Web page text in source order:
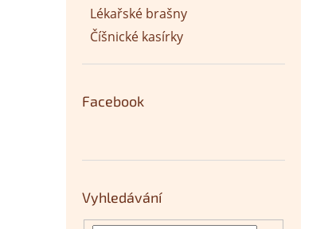
Lékařské brašny
Číšnické kasírky
Facebook
Vyhledávání